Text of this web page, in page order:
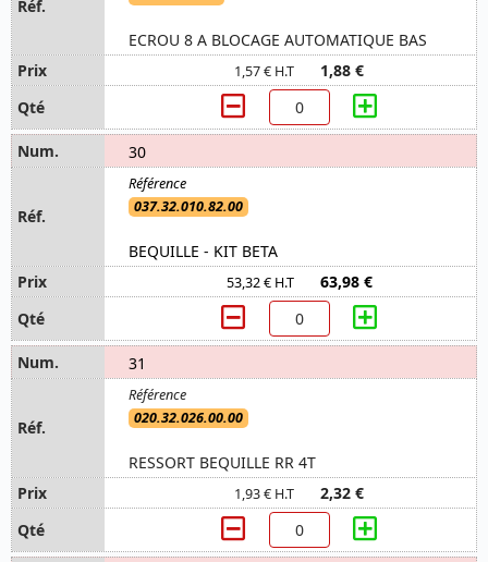
ECROU 8 A BLOCAGE AUTOMATIQUE BAS
1,57 € H.T 1,88 €
30
037.32.010.82.00
BEQUILLE - KIT BETA
53,32 € H.T 63,98 €
31
020.32.026.00.00
RESSORT BEQUILLE RR 4T
1,93 € H.T 2,32 €